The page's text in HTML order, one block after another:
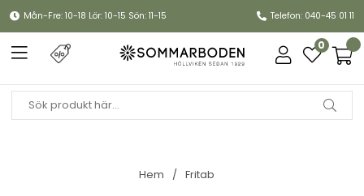
Mån-Fre: 10-18 Lör: 10-15 Sön: 11-15 Telefon: 040-45 01 11
0
Hem Fritab